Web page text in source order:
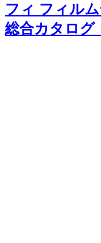
フィ フィル
総合カタログ